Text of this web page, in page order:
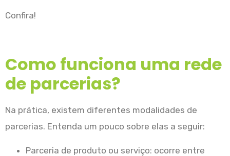
Confira!
Como funciona uma rede
de parcerias?
Na prática, existem diferentes modalidades de
parcerias. Entenda um pouco sobre elas a seguir:
Parceria de produto ou serviço: ocorre entre